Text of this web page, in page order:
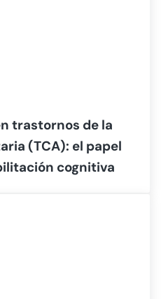
trastornos de la
(TCA): el papel
cognitiva